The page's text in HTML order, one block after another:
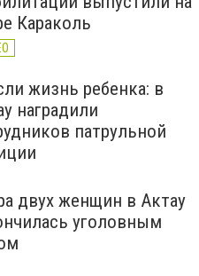
Караколь
жизнь ребенка: в
наградили
патрульной
двух женщин в Актау
уголовным